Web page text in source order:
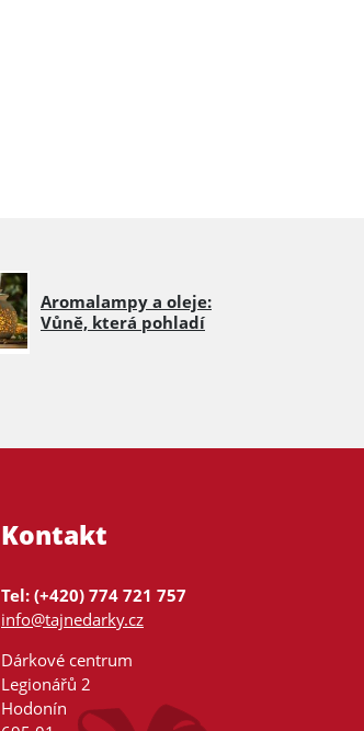
Aromalampy a oleje:
Vůně, která pohladí
Kontakt
Tel: (+420) 774 721 757
info@tajnedarky.cz
Dárkové centrum
Legionářů 2
Hodonín